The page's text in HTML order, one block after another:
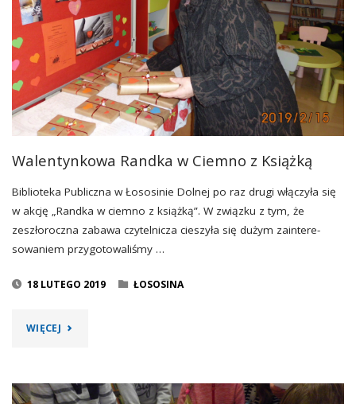
Walentynkowa Randka w Ciemno z Książką
Biblioteka Publiczna w Łososinie Dolnej po raz drugi włączyła się
w akcję „Randka w ciemno z książką”. W związku z tym, że
zeszłoroczna zabawa czytelnicza cieszyła się dużym zain­tere­
sowa­niem­ przygotowaliśmy …
18 LUTEGO 2019 ŁOSOSINA
WIĘCEJ"WALENTYNKOWA
W